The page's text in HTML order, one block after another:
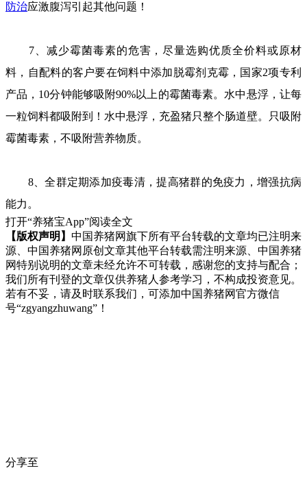
防治应激腹泻引起其他问题！
7、减少霉菌毒素的危害，尽量选购优质全价料或原材
料，自配料的客户要在饲料中添加脱霉剂克霉，国家2项专利
产品，10分钟能够吸附90%以上的霉菌毒素。水中悬浮，让每
一粒饲料都吸附到！水中悬浮，充盈猪只整个肠道壁。只吸附
霉菌毒素，不吸附营养物质。
8、全群定期添加疫毒清，提高猪群的免疫力，增强抗病
能力。
打开“养猪宝App”阅读全文
【版权声明】 中国养猪网旗下所有平台转载的文章均已注明来
源、中国养猪网原创文章其他平台转载需注明来源、中国养猪
网特别说明的文章未经允许不可转载，感谢您的支持与配合；
我们所有刊登的文章仅供养猪人参考学习，不构成投资意见。
若有不妥，请及时联系我们，可添加中国养猪网官方微信
号“zgyangzhuwang”！
分享至